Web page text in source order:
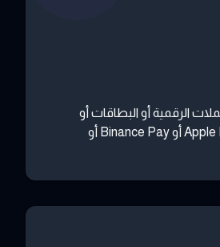
الرقمية أو البطاقات أو
تطبيقات مثل Apple Pay أو Binance Pay أو